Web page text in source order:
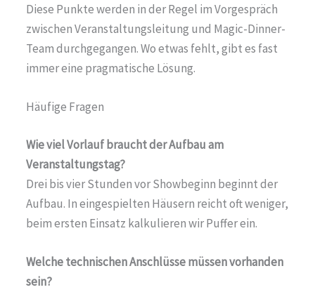
Diese Punkte werden in der Regel im Vorgespräch
zwischen Veranstaltungsleitung und Magic-Dinner-
Team durchgegangen. Wo etwas fehlt, gibt es fast
immer eine pragmatische Lösung.
Häufige Fragen
Wie viel Vorlauf braucht der Aufbau am
Veranstaltungstag?
Drei bis vier Stunden vor Showbeginn beginnt der
Aufbau. In eingespielten Häusern reicht oft weniger,
beim ersten Einsatz kalkulieren wir Puffer ein.
Welche technischen Anschlüsse müssen vorhanden
sein?